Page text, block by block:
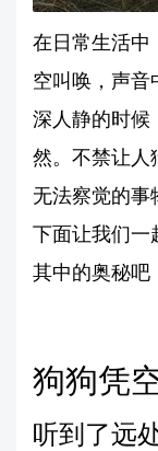
在日常生活中
空叫唤，声音
深人静的时候
然。不禁让人
无法察觉的事
下面让我们一
其中的奥秘吧
狗狗凭
听到了远